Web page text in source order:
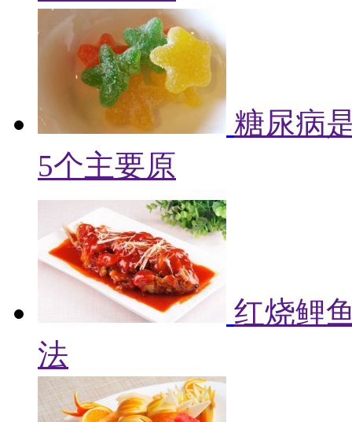
糖尿病
5个主要原
红烧鲤
法